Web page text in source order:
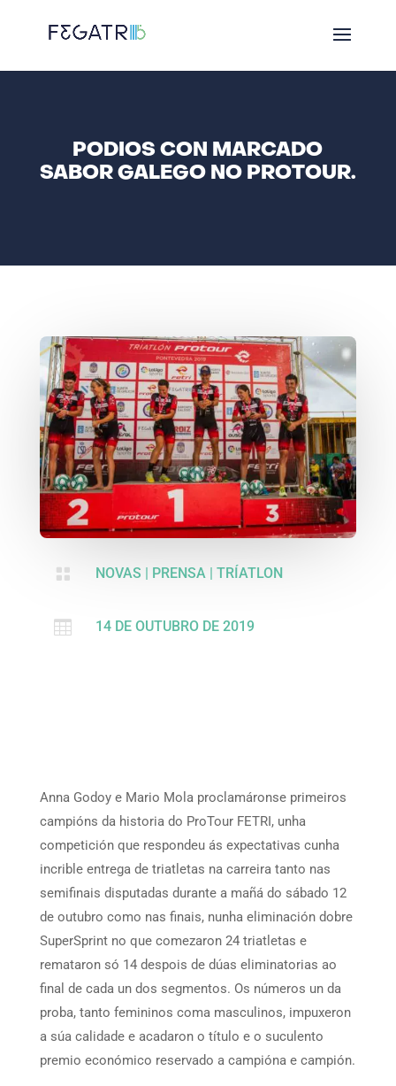
PODIOS CON MARCADO
SABOR GALEGO NO PROTOUR.
 NOVAS | PRENSA | TRÍATLON
 14 DE OUTUBRO DE 2019
Anna Godoy e Mario Mola proclamáronse primeiros
campións da historia do ProTour FETRI, unha
competición que respondeu ás expectativas cunha
incrible entrega de triatletas na carreira tanto nas
semifinais disputadas durante a mañá do sábado 12
de outubro como nas finais, nunha eliminación dobre
SuperSprint no que comezaron 24 triatletas e
remataron só 14 despois de dúas eliminatorias ao
final de cada un dos segmentos. Os números un da
proba, tanto femininos coma masculinos, impuxeron
a súa calidade e acadaron o título e o suculento
premio económico reservado a campióna e campión.